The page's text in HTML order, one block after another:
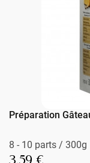
Préparation
8 - 10 parts / 300g